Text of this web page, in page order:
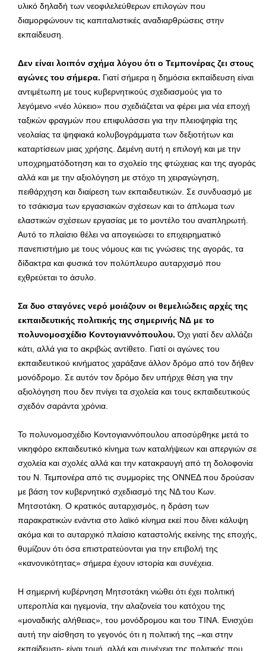
υλικό δηλαδή των νεοφιλελεύθερων επιλογών που
διαμορφώνουν τις καπιταλιστικές αναδιαρθρώσεις στην
εκπαίδευση.
Δεν είναι λοιπόν σχήμα λόγου ότι ο Τεμπονέρας ζει στους
αγώνες του σήμερα. Γιατί σήμερα η δημόσια εκπαίδευση είναι
αντιμέτωπη με τους κυβερνητικούς σχεδιασμούς για το
λεγόμενο «νέο λύκειο» που σχεδιάζεται να φέρει μια νέα εποχή
ταξικών φραγμών που επιφυλάσσει για την πλειοψηφία της
νεολαίας τα ψηφιακά κολυβογράμματα των δεξιοτήτων και
καταρτίσεων μιας χρήσης. Δεμένη αυτή η επιλογή και με την
υποχρηματόδοτηση και το σχολείο της φτώχειας και της αγοράς
αλλά και με την αξιολόγηση με στόχο τη χειραγώγηση,
πειθάρχηση και διαίρεση των εκπαιδευτικών. Σε συνδυασμό με
το τσάκισμα των εργασιακών σχέσεων και το άπλωμα των
ελαστικών σχέσεων εργασίας με το μοντέλο του αναπληρωτή.
Αυτό το πλαίσιο θέλει να απογειώσει το επιχειρηματικό
πανεπιστήμιο με τους νόμους και τις γνώσεις της αγοράς, τα
δίδακτρα και φυσικά τον πολύπλευρο αυταρχισμό που
εχθρεύεται το άσυλο.
Σα δυο σταγόνες νερό μοιάζουν οι θεμελιώδεις αρχές της
εκπαιδευτικής πολιτικής της σημερινής ΝΔ με το
πολυνομοσχέδιο Κοντογιαννόπουλου. Όχι γιατί δεν αλλάζει
κάτι, αλλά για το ακριβώς αντίθετο. Γιατί οι αγώνες του
εκπαιδευτικού κινήματος χαράξανε άλλον δρόμο από τον δήθεν
μονόδρομο. Σε αυτόν τον δρόμο δεν υπήρχε θέση για την
αξιολόγηση που δεν πνίγει τα σχολεία και τους εκπαιδευτικούς
σχεδόν σαράντα χρόνια.
Το πολυνομοσχέδιο Κοντογιαννόπουλου αποσύρθηκε μετά το
νικηφόρο εκπαιδευτικό κίνημα των καταλήψεων και απεργιών σε
σχολεία και σχολές αλλά και την κατακραυγή από τη δολοφονία
του Ν. Τεμπονέρα από τις συμμορίες της ΟΝΝΕΔ που δρούσαν
με βάση τον κυβερνητικό σχεδιασμό της ΝΔ του Κων.
Μητσοτάκη. Ο κρατικός αυταρχισμός, η δράση των
παρακρατικών ενάντια στο λαϊκό κίνημα εκεί που δίνει κάλυψη
ακόμα και το αυταρχικό πλαίσιο καταστολής εκείνης της εποχής,
θυμίζουν ότι όσα επιστρατεύονται για την επιβολή της
«κανονικότητας» σήμερα έχουν ιστορία και συνέχεια.
Η σημερινή κυβέρνηση Μητσοτάκη νιώθει ότι έχει πολιτική
υπεροπλία και ηγεμονία, την αλαζονεία του κατόχου της
«μοναδικής αλήθειας», του μονόδρομου και του ΤΙΝΑ. Ενισχύει
αυτή την αίσθηση το γεγονός ότι η πολιτική της –και στην
εκπαίδευση- είναι τομή, αλλά και συνέχεια της πολιτικής που